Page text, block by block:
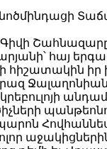
հայ
հիշատակին
անդամ